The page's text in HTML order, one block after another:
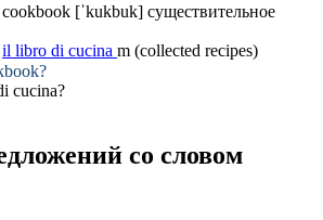
cookbook [ˈkukbuk] существительное
il libro di cucina m (collected recipes)
?
cucina?
со словом